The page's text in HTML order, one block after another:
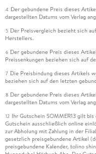
4 Der gebundene Preis dieses
dargestellten Datums vom Verlag
5 Der Preisvergleich bezieht sich
Herstellers.
6 Der gebundene Preis dieses
Preissenkungen beziehen sich auf
7 Die Preisbindung dieses Artikels
beziehen sich auf den letzten
8 Der gebundene Preis dieses
dargestellten Datums vom Verlag
12 Ihr Gutschein SOMMER13 gilt
Gutschein ausschließlich online
zur Abholung mit Zahlung in der
gesetzlich preisgebundene Artikel
preisgebundene Kalender, tolino